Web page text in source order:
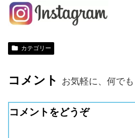
カテゴリー
コメント お気軽に、何で
コメントをどうぞ